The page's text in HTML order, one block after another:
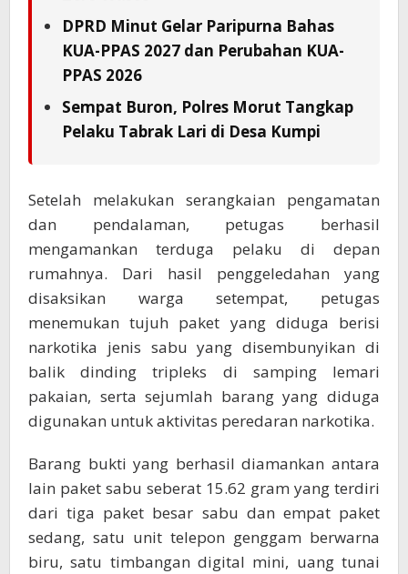
DPRD Minut Gelar Paripurna Bahas
KUA-PPAS 2027 dan Perubahan KUA-
PPAS 2026
Sempat Buron, Polres Morut Tangkap
Pelaku Tabrak Lari di Desa Kumpi
Setelah melakukan serangkaian pengamatan
dan pendalaman, petugas berhasil
mengamankan terduga pelaku di depan
rumahnya. Dari hasil penggeledahan yang
disaksikan warga setempat, petugas
menemukan tujuh paket yang diduga berisi
narkotika jenis sabu yang disembunyikan di
balik dinding tripleks di samping lemari
pakaian, serta sejumlah barang yang diduga
digunakan untuk aktivitas peredaran narkotika.
Barang bukti yang berhasil diamankan antara
lain paket sabu seberat 15.62 gram yang terdiri
dari tiga paket besar sabu dan empat paket
sedang, satu unit telepon genggam berwarna
biru, satu timbangan digital mini, uang tunai